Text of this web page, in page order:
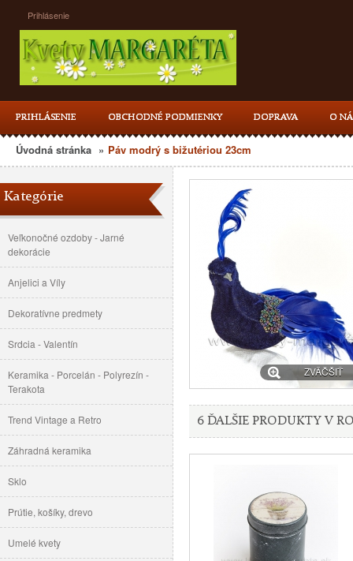
Prihlásenie
PRIHLÁSENIE OBCHODNÉ PODMIENKY DOPRAVA O
Úvodná stránka » Páv modrý s bižutériou 23cm
Kategórie
Veľkonočné ozdoby - Jarné
dekorácie
Anjelici a Víly
Dekoratívne predmety
Srdcia - Valentín
Keramika - Porcelán - Polyrezín -
Terakota
Trend Vintage a Retro
Záhradná keramika
Sklo
Prútie, košíky, drevo
Umelé kvety
ZVÄČŠIŤ
6 ĎALŠIE PRODUKTY V